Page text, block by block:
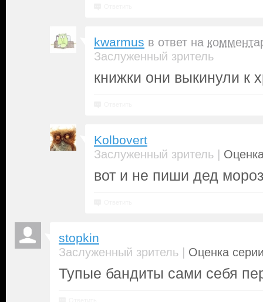
kwarmus в ответ на
Заслуженный зритель
книжки они выкинули к
Kolbovert
Заслуженный зритель |
вот и не пиши дед
stopkin
Заслуженный зритель | Оценка
Тупые бандиты сами себя